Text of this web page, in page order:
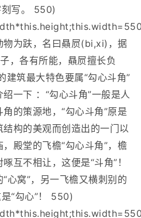
写。 550)
物为趺，名曰贔屃(bi,xi)，据
，各有所能，贔屃擅长负
建筑最大特色要属“勾心斗角”
一下 ：“勾心斗角”一般是人
的策源地，“勾心斗角”原是
构的美观而创造出的一门以
殿堂的飞檐“勾心斗角”，檐
互不相让，这便是“斗角”！
心窝”，另一飞檐又横刺别的
“勾心”！ 550)